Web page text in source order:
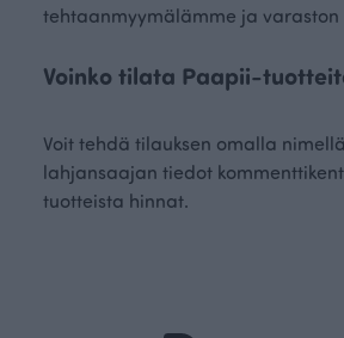
tehtaanmyymälämme ja varaston
Voinko tilata Paapii-
Voit tehdä tilauksen omalla
lahjansaajan tiedot
tuotteista hinnat.